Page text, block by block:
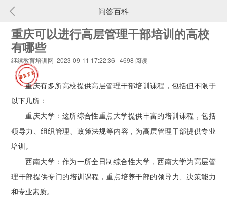
问答百科
重庆可以进行高层管理干部培训的高校
有哪些
继续教育培训网 2023-09-11 17:22:36 4698 阅读
重庆有多所高校提供高层管理干部培训课程，包括但不限于
以下几所：
重庆大学：这所综合性重点大学提供丰富的培训课程，包括
领导力、组织管理、政策法规等内容，为高层管理干部提供专业
培训。
西南大学：作为一所全日制综合性大学，西南大学为高层管
理干部提供专门的培训课程，重点培养干部的领导力、决策能力
和专业素质。